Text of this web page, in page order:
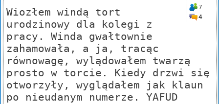
7
4
Wiozłem windą tort
urodzinowy dla kolegi z
pracy. Winda gwałtownie
zahamowała, a ja, tracąc
równowagę, wylądowałem twarzą
prosto w torcie. Kiedy drzwi się
otworzyły, wyglądałem jak klaun
po nieudanym numerze. YAFUD